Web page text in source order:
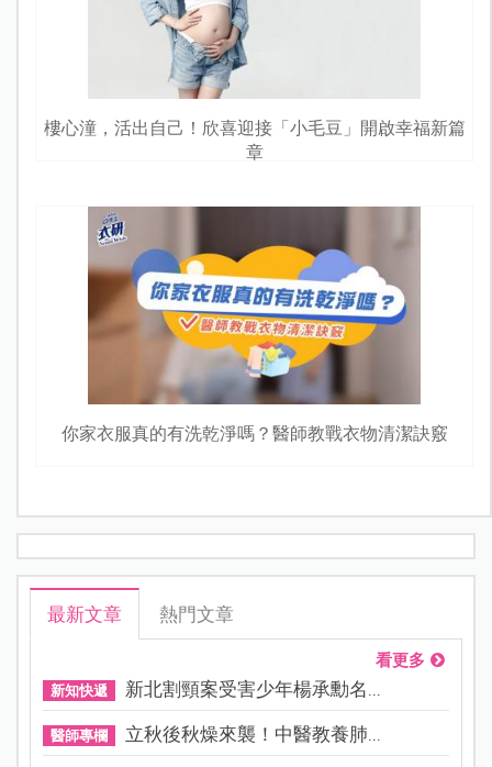
樓心潼，活出自己！欣喜迎接「小毛豆」開啟幸福新篇
章
你家衣服真的有洗乾淨嗎？醫師教戰衣物清潔訣竅
最新文章 熱門文章
看更多
新知快遞 新北割頸案受害少年楊承勳名...
醫師專欄 立秋後秋燥來襲！中醫教養肺...